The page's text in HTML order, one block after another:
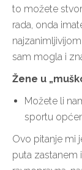
to možete
rada, onda
sam mogla i
Žene u
Možete li
sportu
Ovo pitanje mi
puta zastanem